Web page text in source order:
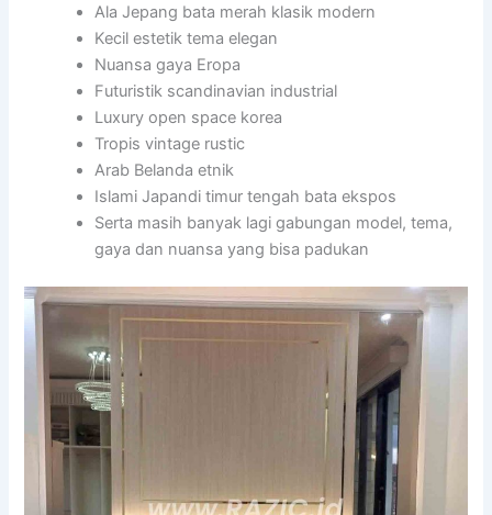
Ala Jepang bata merah klasik modern
Kecil estetik tema elegan
Nuansa gaya Eropa
Futuristik scandinavian industrial
Luxury open space korea
Tropis vintage rustic
Arab Belanda etnik
Islami Japandi timur tengah bata ekspos
Serta masih banyak lagi gabungan model, tema,
gaya dan nuansa yang bisa padukan